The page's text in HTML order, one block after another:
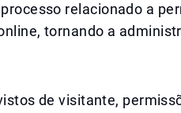
relacionado a
tornando a
de visitante,